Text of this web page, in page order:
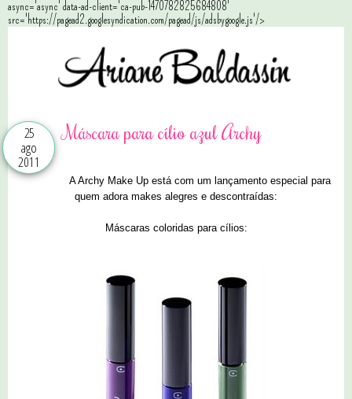
async='async' data-ad-client='ca-pub-1470782825684808'
src='https://pagead2.googlesyndication.com/pagead/js/adsbygoogle.js'/>
25
ago
2011
Máscara para cílio azul Archy
A Archy Make Up está com um lançamento especial para
quem adora makes alegres e descontraídas:
Máscaras coloridas para cílios: